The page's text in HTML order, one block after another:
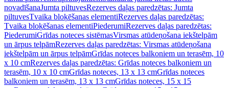
novadīšanaJumta piltuvesRezerves daļas paredzētas: Jumta
piltuvesTvaika bloķēšanas elementiRezerves daļas paredzētas:
Tvaika bloķēšanas elementiPiederumiRezerves daļas paredzētas:
PiederumiGrīdas noteces sistēmasVirsmas atūdeņošana iekštelpām
un ārpus telpāmRezerves daļas paredzētas: Virsmas atūdeņošana
iekštelpām un ārpus telpāmGrīdas noteces balkoniem un terasēm, 10
x 10 cmRezerves daļas paredzētas: Grīdas noteces balkoniem un
terasēm, 10 x 10 cmGrīdas noteces, 13 x 13 cmGrīdas noteces
balkoniem un terasēm, 13 x 13 cmGrīdas noteces, 15 x 15